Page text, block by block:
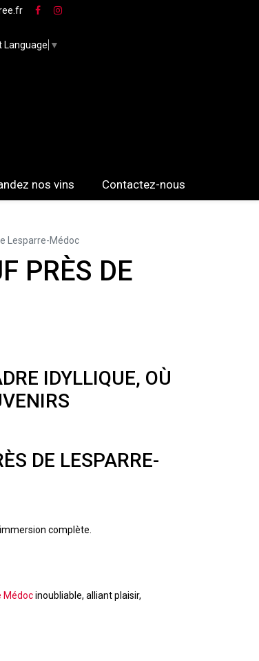
Language ▼
nos vins Contactez-nous
Lesparre-Médoc
PRÈS DE
IDYLLIQUE, OÙ
DE LESPARRE-
complète.
Médocinoubliable, alliant plaisir,